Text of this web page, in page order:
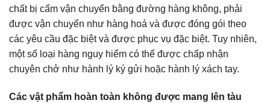
chất bị cấm vận chuyển bằng đường hàng không, phải
được vận chuyển như hàng hoá và được đóng gói theo
các yêu cầu đặc biệt và được phục vụ đặc biệt. Tuy nhiên,
một số loại hàng nguy hiểm có thể được chấp nhận
chuyên chở như hành lý ký gửi hoặc hành lý xách tay.
Các vật phẩm hoàn toàn không được mang lên tàu